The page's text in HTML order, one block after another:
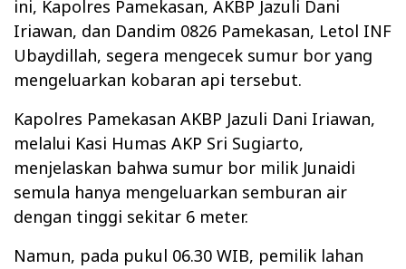
ini, Kapolres Pamekasan, AKBP Jazuli Dani
Iriawan, dan Dandim 0826 Pamekasan, Letol INF
Ubaydillah, segera mengecek sumur bor yang
mengeluarkan kobaran api tersebut.
Kapolres Pamekasan AKBP Jazuli Dani Iriawan,
melalui Kasi Humas AKP Sri Sugiarto,
menjelaskan bahwa sumur bor milik Junaidi
semula hanya mengeluarkan semburan air
dengan tinggi sekitar 6 meter.
Namun, pada pukul 06.30 WIB, pemilik lahan